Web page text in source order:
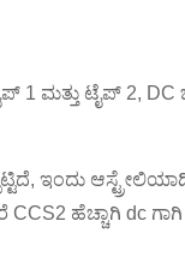
1 ಮತ್ತು ಟೈಪ್ 2,
ಇಂದು
ಹೆಚ್ಚಾಗಿ dc